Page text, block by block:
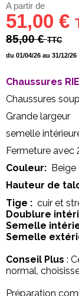
A partir de
51,00 €
85,00 €TTC
du 01/04/26 au 31/12/26
Chaussures
Chaussures
Grande largeur
semelle
Fermeture avec
Couleur: Beige
Hauteur de
Tige : cuir et
Doublure
Semelle
Semelle
Conseil Plus :
normal,
Préparation